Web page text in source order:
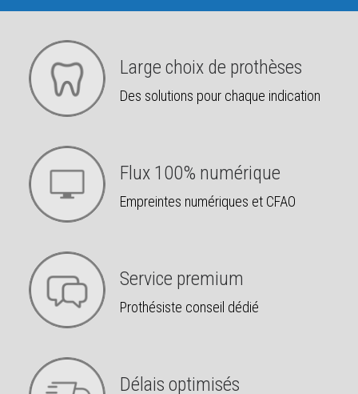
Large choix de prothèses
Des solutions pour chaque indication
Flux 100% numérique
Empreintes numériques et CFAO
Service premium
Prothésiste conseil dédié
Délais optimisés